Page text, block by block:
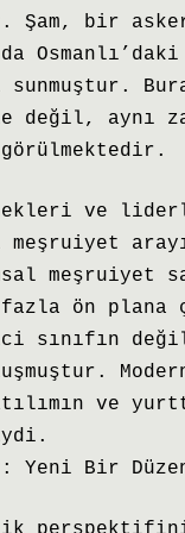
Şam, bir
sunmuştur.
değil, aynı
ve
meşruiyet
fazla ön
sınıfın
ve
Yeni Bir